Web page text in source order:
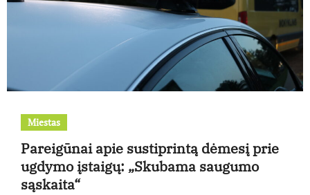
Miestas
Pareigūnai apie sustiprintą dėmesį prie
ugdymo įstaigų: „Skubama saugumo
sąskaita“